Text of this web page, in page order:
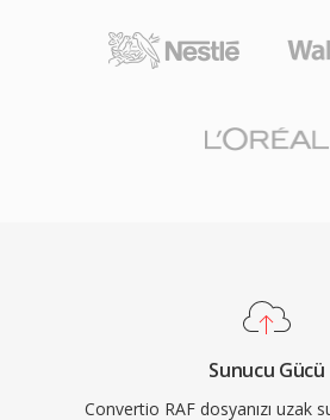
Sunucu Gücü
Convertio RAF dosyanızı uzak